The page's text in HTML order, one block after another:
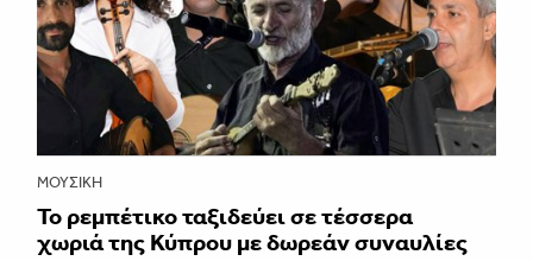
ΜΟΥΣΙΚΉ
Το ρεμπέτικο ταξιδεύει σε τέσσερα
χωριά της Κύπρου με δωρεάν συναυλίες